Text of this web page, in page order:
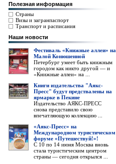
Полезная информация
Страны
Визы и загранпаспорт
Транспорт и расписания
Наши новости
Фестиваль «Книжные аллеи» на
Малой Конюшенной
Петербург умеет быть книжным
городом как никто другой — и
«Книжные аллеи» на ...
Книги издательства "Аякс-
Пресс" будут предствалены на
ярмарке в Пекине
Издательство АЯКС-ПРЕСС
снова представило свою
впечатляющую коллекцию ...
«Аякс-Пресс» на
Международном туристическом
форуме «Путешествуй!»!
С 10 по 14 июня Москва вновь
стала туристическим центром
страны — сегодня открылся ...